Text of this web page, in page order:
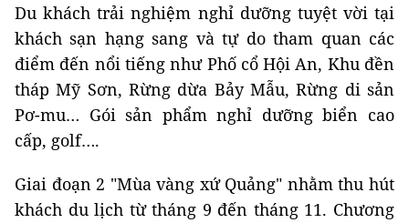
Du khách trải nghiệm nghỉ dưỡng tuyệt vời tại
khách sạn hạng sang và tự do tham quan các
điểm đến nổi tiếng như Phố cổ Hội An, Khu đền
tháp Mỹ Sơn, Rừng dừa Bảy Mẫu, Rừng di sản
Pơ-mu… Gói sản phẩm nghỉ dưỡng biển cao
cấp, golf….
Giai đoạn 2 "Mùa vàng xứ Quảng" nhằm thu hút
khách du lịch từ tháng 9 đến tháng 11. Chương